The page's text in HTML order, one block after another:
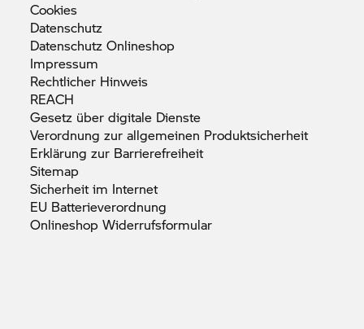
Cookies
Datenschutz
DatenschutzOnlineshop
Impressum
Rechtlicher Hinweis
REACH
Gesetz über digitale Dienste
Verordnung zur allgemeinen Produktsicherheit
Erklärung zur Barrierefreiheit
Sitemap
Sicherheit im Internet
EU Batterieverordnung
OnlineshopWiderrufsformular